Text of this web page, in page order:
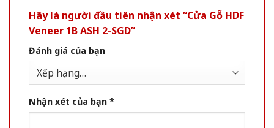
Hãy là người đầu tiên nhận xét “Cửa Gỗ HDF
Veneer 1B ASH 2-SGD”
Đánh giá của bạn
Nhận xét của bạn *